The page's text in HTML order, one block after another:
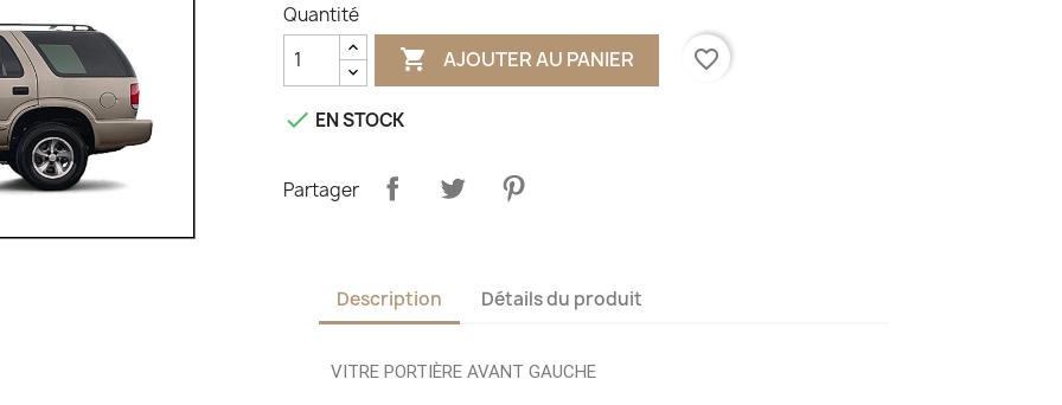
Quantité
 AJOUTER AU PANIER favorite_border
 EN STOCK
Partager
Description Détails du produit
VITRE PORTIÈRE AVANT GAUCHE